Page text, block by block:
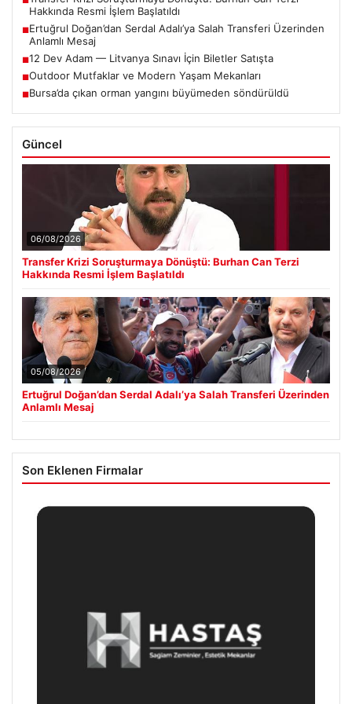
Hakkında Resmi İşlem Başlatıldı
■Ertuğrul Doğan’dan Serdal Adalı’ya Salah Transferi Üzerinden
Anlamlı Mesaj
■12 Dev Adam — Litvanya Sınavı İçin Biletler Satışta
■Outdoor Mutfaklar ve Modern Yaşam Mekanları
■Bursa’da çıkan orman yangını büyümeden söndürüldü
Güncel
06/08/2026
Transfer Krizi Soruşturmaya Dönüştü: Burhan Can Terzi
Hakkında Resmi İşlem Başlatıldı
05/08/2026
Ertuğrul Doğan’dan Serdal Adalı’ya Salah Transferi Üzerinden
Anlamlı Mesaj
Son Eklenen Firmalar